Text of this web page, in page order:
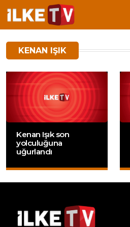
KENAN IŞIK
Kenan Işık son
yolculuğuna
uğurlandı